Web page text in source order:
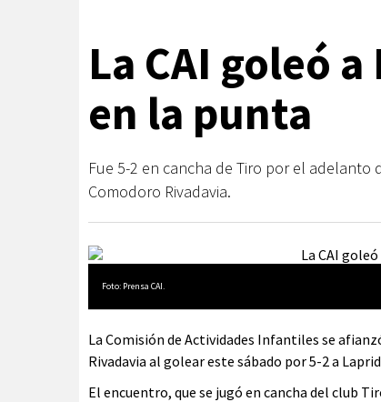
La CAI goleó
en la punta
Fue 5-2 en cancha de Tiro por el
Comodoro Rivadavia.
Foto: Prensa CAI.
La Comisión de Actividades Infantiles se
Rivadavia al golear este sábado por 5-2 a
El encuentro, que se jugó en cancha del club